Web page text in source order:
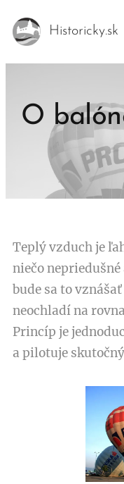
Historicky.sk
O
Teplý vzduch je
niečo
bude sa to
neochladí na
Princíp je
a pilotuje